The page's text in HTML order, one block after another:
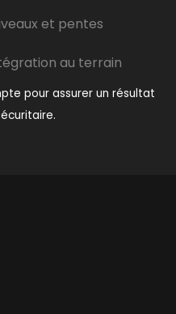
et pentes
au terrain
pour assurer un résultat